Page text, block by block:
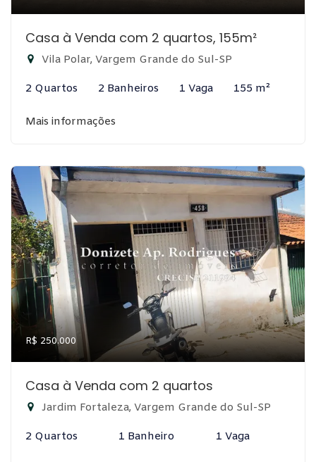
Casa à Venda com 2 quartos, 155m²
Vila Polar, Vargem Grande do Sul-SP
2 Quartos 2 Banheiros 1 Vaga 155 m²
Mais informações
R$ 250.000
Casa à Venda com 2 quartos
Jardim Fortaleza, Vargem Grande do Sul-SP
2 Quartos 1 Banheiro 1 Vaga